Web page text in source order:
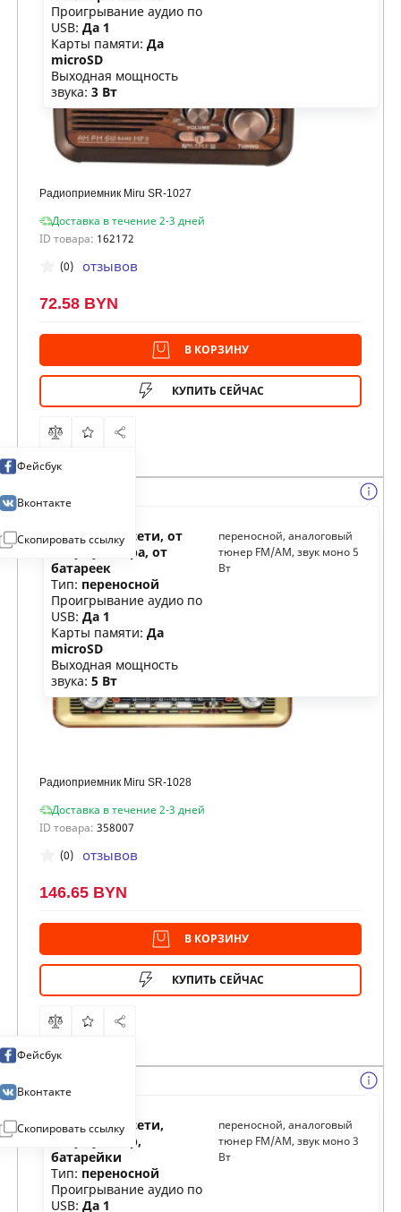
Радиоприемник Miru SR-1027
Доставка в течение 2-3 дней
ID товара: 162172
Проигрывание аудио по
USB: Да 1
Карты памяти: Да
microSD
Выходная мощность
звука: 3 Вт
(0) отзывов
72.58 BYN
В КОРЗИНУ
КУПИТЬ СЕЙЧАС
Фейсбук
Вконтакте
Скопировать ссылку
Радиоприемник Miru SR-1028
Доставка в течение 2-3 дней
ID товара: 358007
Питание:от сети, от
аккумулятора, от
батареек
Тип: переносной
Проигрывание аудио по
USB: Да 1
Карты памяти: Да
microSD
Выходная мощность
звука: 5 Вт
переносной, аналоговый
тюнер FM/AM, звук моно 5
Вт
(0) отзывов
146.65 BYN
В КОРЗИНУ
КУПИТЬ СЕЙЧАС
Фейсбук
Вконтакте
Скопировать ссылку
Питание:от сети,
аккумулятор,
батарейки
Тип: переносной
Проигрывание аудио по
USB: Да 1
переносной, аналоговый
тюнер FM/AM, звук моно 3
Вт